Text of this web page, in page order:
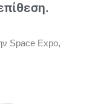
Space Expo,